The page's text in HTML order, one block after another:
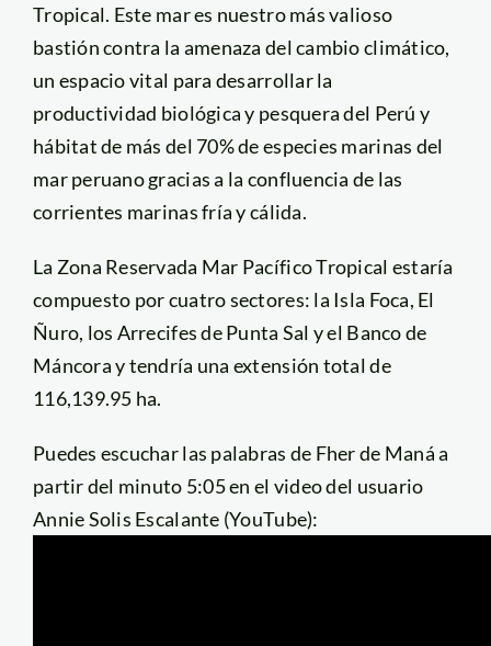
Tropical. Este mar es nuestro más valioso
bastión contra la amenaza del cambio climático,
un espacio vital para desarrollar la
productividad biológica y pesquera del Perú y
hábitat de más del 70% de especies marinas del
mar peruano gracias a la confluencia de las
corrientes marinas fría y cálida.
La Zona Reservada Mar Pacífico Tropical estaría
compuesto por cuatro sectores: la Isla Foca, El
Ñuro, los Arrecifes de Punta Sal y el Banco de
Máncora y tendría una extensión total de
116,139.95 ha.
Puedes escuchar las palabras de Fher de Maná a
partir del minuto 5:05 en el video del usuario
Annie Solis Escalante (YouTube):